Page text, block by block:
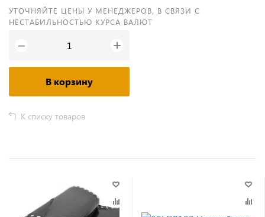
УТОЧНЯЙТЕ ЦЕНЫ У МЕНЕДЖЕРОВ, В СВЯЗИ С
НЕСТАБИЛЬНОСТЬЮ КУРСА ВАЛЮТ
− +
В корзину
К списку товаров